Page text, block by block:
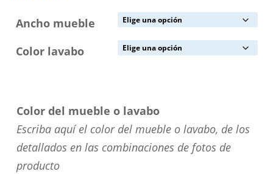
Ancho mueble
Color lavabo
Color del mueble o lavabo
Escriba aquí el color del mueble o lavabo, de los
detallados en las combinaciones de fotos de
producto